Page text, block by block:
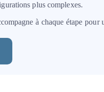
plus complexes.
à chaque étape pour